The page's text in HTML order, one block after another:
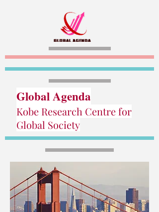
Global Agenda
Kobe Research Centre for
Global Society